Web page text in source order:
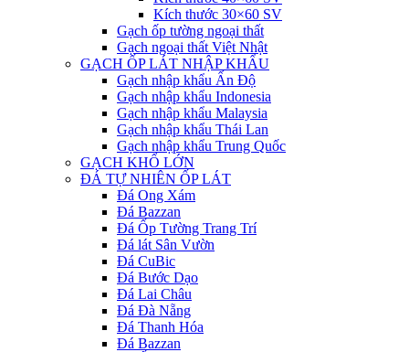
Kích thước 30×60 SV
Gạch ốp tường ngoại thất
Gạch ngoại thất Việt Nhật
GẠCH ỐP LÁT NHẬP KHẨU
Gạch nhập khẩu Ấn Độ
Gạch nhập khẩu Indonesia
Gạch nhập khẩu Malaysia
Gạch nhập khẩu Thái Lan
Gạch nhập khẩu Trung Quốc
GẠCH KHỔ LỚN
ĐÁ TỰ NHIÊN ỐP LÁT
Đá Ong Xám
Đá Bazzan
Đá Ốp Tường Trang Trí
Đá lát Sân Vườn
Đá CuBic
Đá Bước Dạo
Đá Lai Châu
Đá Đà Nẵng
Đá Thanh Hóa
Đá Bazzan